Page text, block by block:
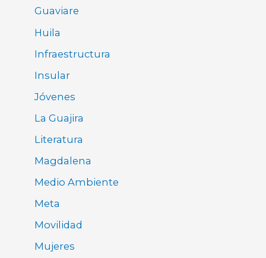
Guaviare
Huila
Infraestructura
Insular
Jóvenes
La Guajira
Literatura
Magdalena
Medio Ambiente
Meta
Movilidad
Mujeres